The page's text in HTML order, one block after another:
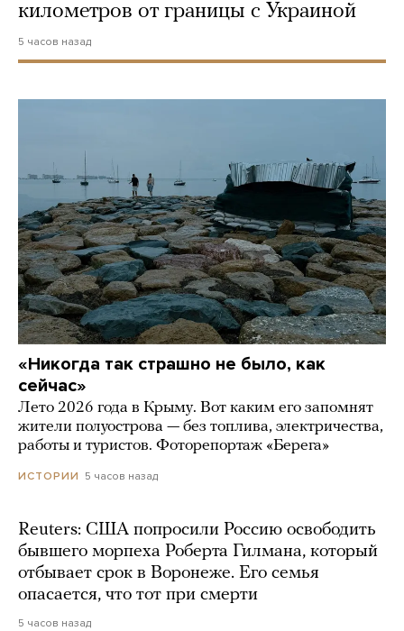
километров от границы с Украиной
5 часов назад
«Никогда так страшно не было, как
сейчас»
Лето 2026 года в Крыму. Вот каким его запомнят
жители полуострова — без топлива, электричества,
работы и туристов. Фоторепортаж «Берега»
ИСТОРИИ 5 часов назад
Reuters: США попросили Россию освободить
бывшего морпеха Роберта Гилмана, который
отбывает срок в Воронеже. Его семья
опасается, что тот при смерти
5 часов назад